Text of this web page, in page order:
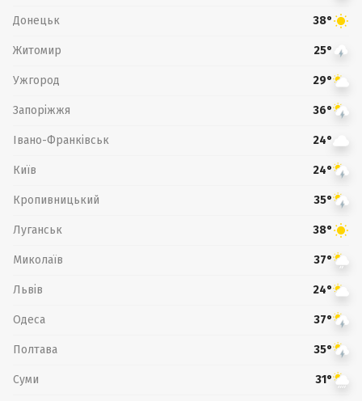
Донецьк 38°
Житомир 25°
Ужгород 29°
Запоріжжя 36°
Івано-Франківськ 24°
Київ 24°
Кропивницький 35°
Луганськ 38°
Миколаїв 37°
Львів 24°
Одеса 37°
Полтава 35°
Суми 31°